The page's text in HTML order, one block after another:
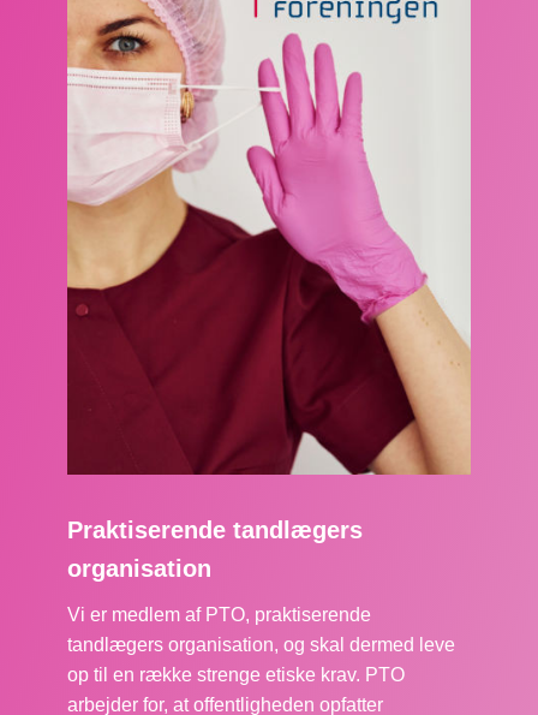
Praktiserende tandlægers
organisation
Vi er medlem af PTO, praktiserende
tandlægers organisation, og skal dermed leve
op til en række strenge etiske krav. PTO
arbejder for, at offentligheden opfatter